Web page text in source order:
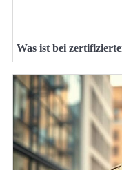
Was ist bei